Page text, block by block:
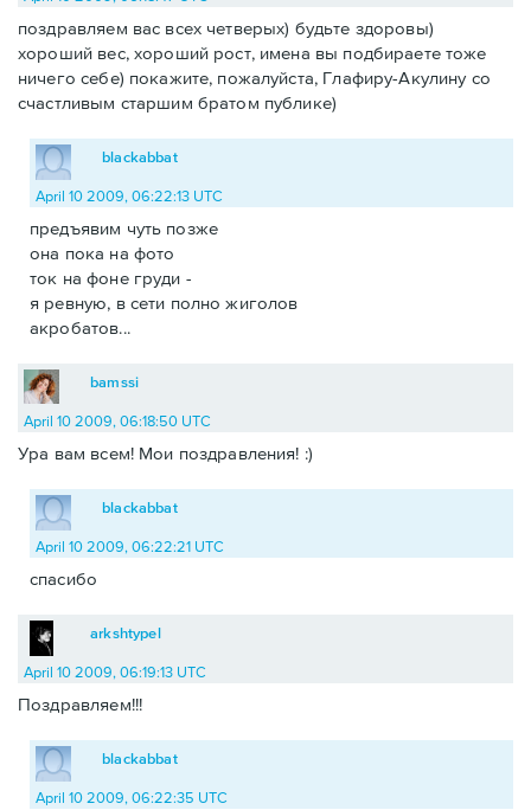
поздравляем вас всех четверых) будьте здоровы)
хороший вес, хороший рост, имена вы подбираете тоже
ничего себе) покажите, пожалуйста, Глафиру-Акулину со
счастливым старшим братом публике)
blackabbat
April 10 2009, 06:22:13 UTC
предъявим чуть позже
она пока на фото
ток на фоне груди -
я ревную, в сети полно жиголов
акробатов...
bamssi
April 10 2009, 06:18:50 UTC
Ура вам всем! Мои поздравления! :)
blackabbat
April 10 2009, 06:22:21 UTC
спасибо
arkshtypel
April 10 2009, 06:19:13 UTC
Поздравляем!!!
blackabbat
April 10 2009, 06:22:35 UTC